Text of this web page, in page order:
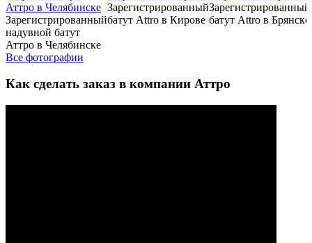
Зарегистрированный
надувной батут
Аттро в Челябинске
Зарегистрированный
батут Attro в Кирове
Зарегистрированный
батут Attro в Брянске
Все фотографии
Как сделать заказ в компании Аттро